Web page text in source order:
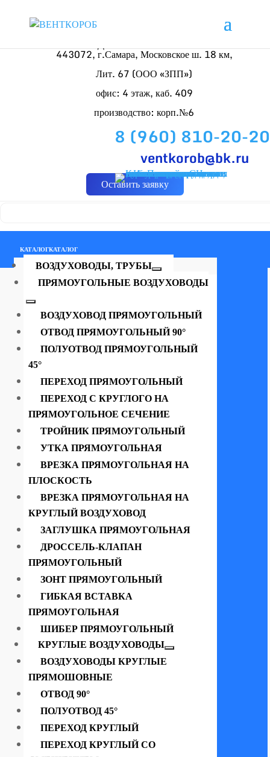
Доставляем по России
443072, г.Самара, Московское ш. 18 км,
Лит. 67 (ООО «ЗПП»)
офис: 4 этаж, каб. 409
производство: корп.№6
8 (960) 810-20-20
ventkorob@bk.ru
Оставить заявку
КАТАЛОГКАТАЛОГ
ВОЗДУХОВОДЫ, ТРУБЫ
ПРЯМОУГОЛЬНЫЕ ВОЗДУХОВОДЫ
ВОЗДУХОВОД ПРЯМОУГОЛЬНЫЙ
ОТВОД ПРЯМОУГОЛЬНЫЙ 90°
ПОЛУОТВОД ПРЯМОУГОЛЬНЫЙ
45°
ПЕРЕХОД ПРЯМОУГОЛЬНЫЙ
ПЕРЕХОД С КРУГЛОГО НА
ПРЯМОУГОЛЬНОЕ СЕЧЕНИЕ
ТРОЙНИК ПРЯМОУГОЛЬНЫЙ
УТКА ПРЯМОУГОЛЬНАЯ
ВРЕЗКА ПРЯМОУГОЛЬНАЯ НА
ПЛОСКОСТЬ
ВРЕЗКА ПРЯМОУГОЛЬНАЯ НА
КРУГЛЫЙ ВОЗДУХОВОД
ЗАГЛУШКА ПРЯМОУГОЛЬНАЯ
ДРОССЕЛЬ-КЛАПАН
ПРЯМОУГОЛЬНЫЙ
ЗОНТ ПРЯМОУГОЛЬНЫЙ
ГИБКАЯ ВСТАВКА
ПРЯМОУГОЛЬНАЯ
ШИБЕР ПРЯМОУГОЛЬНЫЙ
КРУГЛЫЕ ВОЗДУХОВОДЫ
ВОЗДУХОВОДЫ КРУГЛЫЕ
ПРЯМОШОВНЫЕ
ОТВОД 90°
ПОЛУОТВОД 45°
ПЕРЕХОД КРУГЛЫЙ
ПЕРЕХОД КРУГЛЫЙ СО